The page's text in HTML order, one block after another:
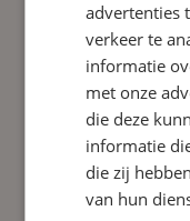
in te kunnen vullen.
Heeft een visie
In staat te
Beschikt over
strategische
daarop te
Kan mede
advertenties
verkeer te
informatie
met onze
die deze
informatie
die zij
van hun